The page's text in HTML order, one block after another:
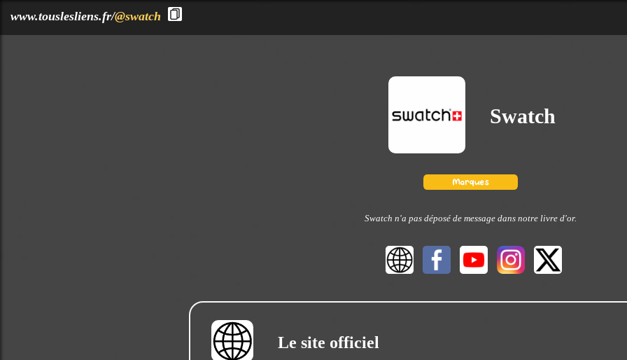
www.touslesliens.fr/@swatch
Swatch
Swatch n'a pas déposé de message dans notre livre d'or.
Le site officiel